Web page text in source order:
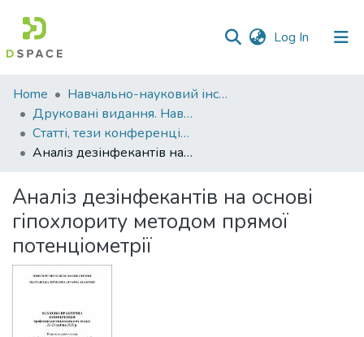
Log In (current)
Communities
&
Collections
All of DSpace
Statistics
Home
Навчально-науковий інститут агротехнологій, селекції та екології
Друковані видання. Навчально-науковий інститут агротехнологій, селекції та екології
Статті, тези конференцій. Навчально-науковий інститут агротехнологій, селекції та екології
Аналіз дезінфекантів на основі гіпохлориту методом прямої потенціометрії
Аналіз дезінфекантів на основі
гіпохлориту методом прямої
потенціометрії